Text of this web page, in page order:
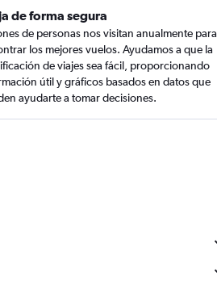
de forma segura
de personas nos visitan anualmente para
los mejores vuelos. Ayudamos a que la
de viajes sea fácil, proporcionando
útil y gráficos basados en datos que
ayudarte a tomar decisiones.